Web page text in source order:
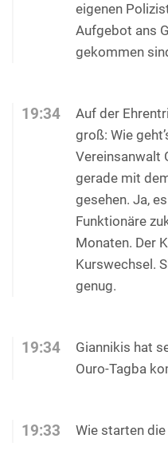
eigenen
Aufgebot ans
gekommen
19:34
Auf der
groß: Wie
Vereinsanwalt
gerade mit
gesehen. Ja,
Funktionäre
Monaten. Der
Kurswechsel.
genug.
19:34
Giannikis hat
Ouro-Tagba
19:33 Wie starten